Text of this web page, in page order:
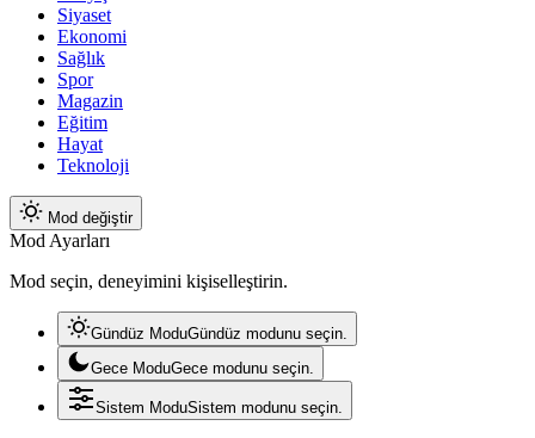
Siyaset
Ekonomi
Sağlık
Spor
Magazin
Eğitim
Hayat
Teknoloji
Mod değiştir
Mod Ayarları
Mod seçin, deneyimini kişiselleştirin.
Gündüz ModuGündüz modunu seçin.
Gece ModuGece modunu seçin.
Sistem ModuSistem modunu seçin.